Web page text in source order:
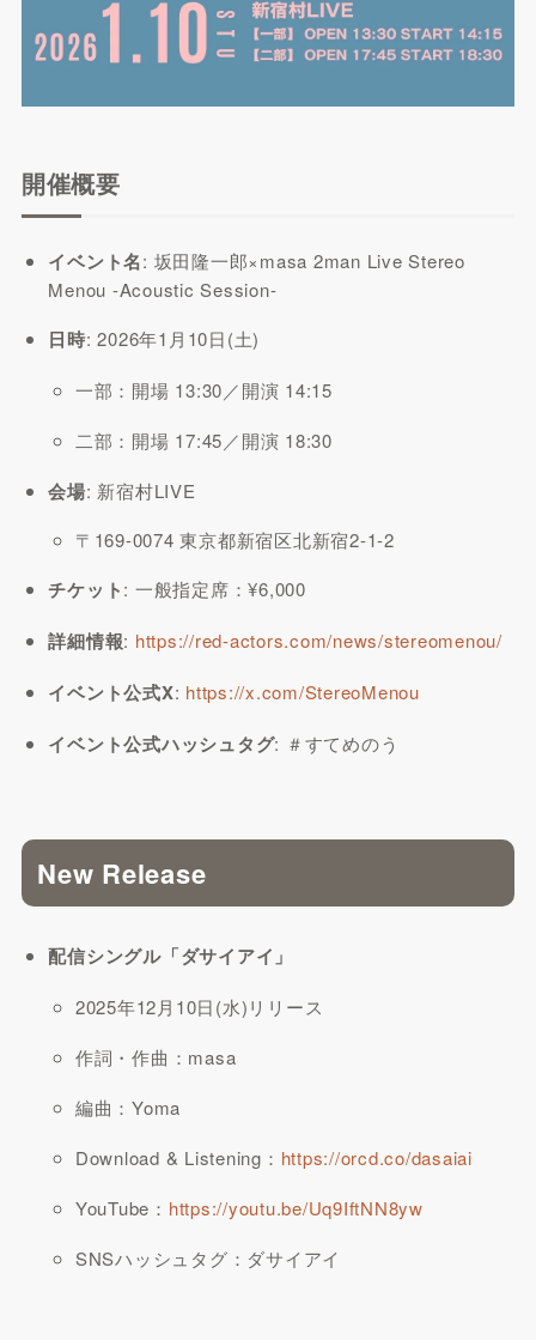
開催概要
イベント名: 坂田隆一郎×masa 2man Live Stereo
Menou -Acoustic Session-
日時: 2026年1月10日(土)
一部：開場 13:30／開演 14:15
二部：開場 17:45／開演 18:30
会場: 新宿村LIVE
〒169-0074 東京都新宿区北新宿2-1-2
チケット: 一般指定席：¥6,000
詳細情報: https://red-actors.com/news/stereomenou/
イベント公式X: https://x.com/StereoMenou
イベント公式ハッシュタグ: ＃すてめのう
New Release
配信シングル「ダサイアイ」
2025年12月10日(水)リリース
作詞・作曲：masa
編曲：Yoma
Download & Listening： https://orcd.co/dasaiai
YouTube： https://youtu.be/Uq9IftNN8yw
SNSハッシュタグ：ダサイアイ